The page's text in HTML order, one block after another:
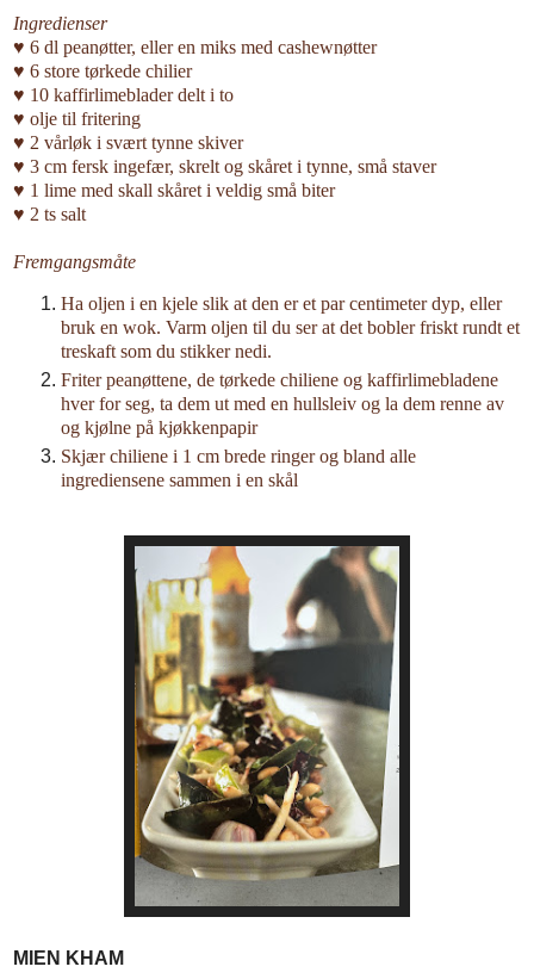
Ingredienser
♥ 6 dl peanøtter, eller en miks med cashewnøtter
♥ 6 store tørkede chilier
♥ 10 kaffirlimeblader delt i to
♥ olje til fritering
♥ 2 vårløk i svært tynne skiver
♥ 3 cm fersk ingefær, skrelt og skåret i tynne, små staver
♥ 1 lime med skall skåret i veldig små biter
♥ 2 ts salt
Fremgangsmåte
Ha oljen i en kjele slik at den er et par centimeter dyp, eller
bruk en wok. Varm oljen til du ser at det bobler friskt rundt et
treskaft som du stikker nedi.
Friter peanøttene, de tørkede chiliene og kaffirlimebladene
hver for seg, ta dem ut med en hullsleiv og la dem renne av
og kjølne på kjøkkenpapir
Skjær chiliene i 1 cm brede ringer og bland alle
ingrediensene sammen i en skål
MIEN KHAM